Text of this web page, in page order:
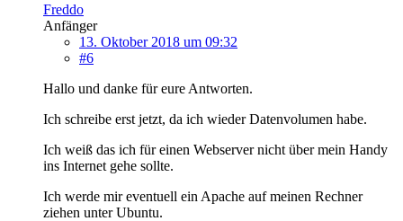
Freddo
Anfänger
13. Oktober 2018 um 09:32
#6
Hallo und danke für eure Antworten.
Ich schreibe erst jetzt, da ich wieder Datenvolumen habe.
Ich weiß das ich für einen Webserver nicht über mein Handy
ins Internet gehe sollte.
Ich werde mir eventuell ein Apache auf meinen Rechner
ziehen unter Ubuntu.